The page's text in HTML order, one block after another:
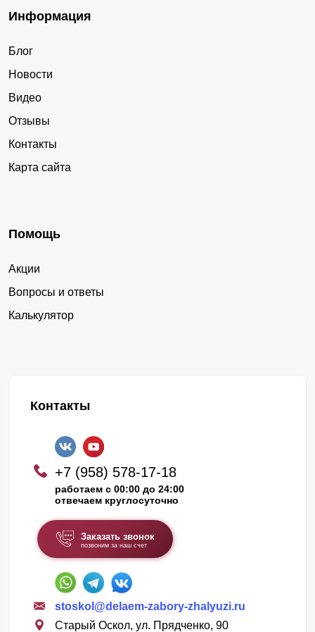
Информация
Блог
Новости
Видео
Отзывы
Контакты
Карта сайта
Помощь
Акции
Вопросы и ответы
Калькулятор
Контакты
+7 (958) 578-17-18
работаем с 00:00 до 24:00
отвечаем круглосуточно
Заказать звонок
позвоним за наш счет
stoskol@delaem-zabory-zhalyuzi.ru
Старый Оскол, ул. Прядченко, 90